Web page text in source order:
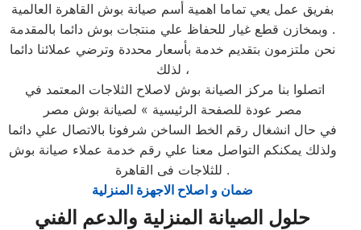
بفريق عمل يعي تماما اهمية أسم صيانة بوش القاهرة العالمية
وبمخازن قطع غيار للحفاظ علي منتجات بوش دائما بالمقدمة .
نحن ملتزمون بتقديم خدمة بأسعار محددة وترضي عملائنا دائما
لذلك ،
مصر عودة للصفحة الرئيسية » لصيانة بوش مصر
في حال انشغال رقم الخط الساخن شرفونا بالاتصال علي دائما
ولذلك يمكنكم التواصل معنا علي رقم خدمة عملاء صيانة بوش
للثلاجات فى القاهرة .
ضمان و اصلاح الاجهزة المنزلية
حلول الصيانة المنزلية والدعم الفني